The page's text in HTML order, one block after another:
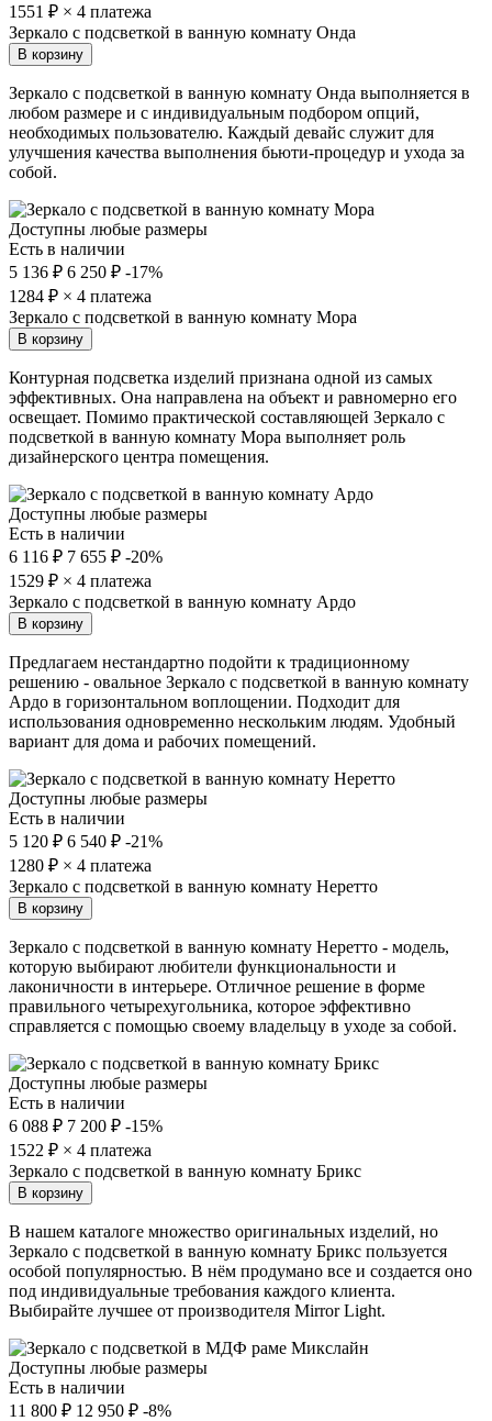
1551 ₽ × 4 платежа
Зеркало с подсветкой в ванную комнату Онда
В корзину
Зеркало с подсветкой в ванную комнату Онда выполняется в
любом размере и с индивидуальным подбором опций,
необходимых пользователю. Каждый девайс служит для
улучшения качества выполнения бьюти-процедур и ухода за
собой.
Доступны любые размеры
Есть в наличии
5 136 ₽ 6 250 ₽ -17%
1284 ₽ × 4 платежа
Зеркало с подсветкой в ванную комнату Мора
В корзину
Контурная подсветка изделий признана одной из самых
эффективных. Она направлена на объект и равномерно его
освещает. Помимо практической составляющей Зеркало с
подсветкой в ванную комнату Мора выполняет роль
дизайнерского центра помещения.
Доступны любые размеры
Есть в наличии
6 116 ₽ 7 655 ₽ -20%
1529 ₽ × 4 платежа
Зеркало с подсветкой в ванную комнату Ардо
В корзину
Предлагаем нестандартно подойти к традиционному
решению - овальное Зеркало с подсветкой в ванную комнату
Ардо в горизонтальном воплощении. Подходит для
использования одновременно нескольким людям. Удобный
вариант для дома и рабочих помещений.
Доступны любые размеры
Есть в наличии
5 120 ₽ 6 540 ₽ -21%
1280 ₽ × 4 платежа
Зеркало с подсветкой в ванную комнату Неретто
В корзину
Зеркало с подсветкой в ванную комнату Неретто - модель,
которую выбирают любители функциональности и
лаконичности в интерьере. Отличное решение в форме
правильного четырехугольника, которое эффективно
справляется с помощью своему владельцу в уходе за собой.
Доступны любые размеры
Есть в наличии
6 088 ₽ 7 200 ₽ -15%
1522 ₽ × 4 платежа
Зеркало с подсветкой в ванную комнату Брикс
В корзину
В нашем каталоге множество оригинальных изделий, но
Зеркало с подсветкой в ванную комнату Брикс пользуется
особой популярностью. В нём продумано все и создается оно
под индивидуальные требования каждого клиента.
Выбирайте лучшее от производителя Mirror Light.
Доступны любые размеры
Есть в наличии
11 800 ₽ 12 950 ₽ -8%